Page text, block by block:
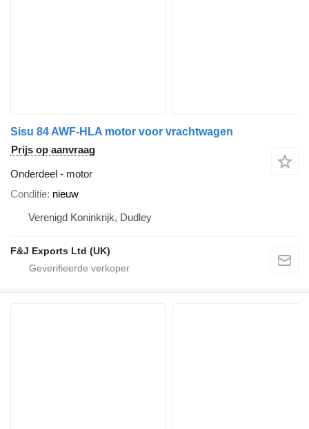
Sisu 84 AWF-HLA motor voor vrachtwagen
Prijs op aanvraag
Onderdeel - motor
Conditie nieuw
Verenigd Koninkrijk, Dudley
F&J Exports Ltd (UK)